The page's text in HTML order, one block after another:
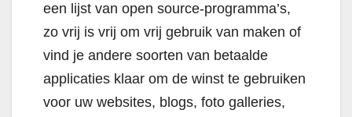
een lijst van open source-programma’s,
zo vrij is vrij om vrij gebruik van maken of
vind je andere soorten van betaalde
applicaties klaar om de winst te gebruiken
voor uw websites, blogs, foto galleries,